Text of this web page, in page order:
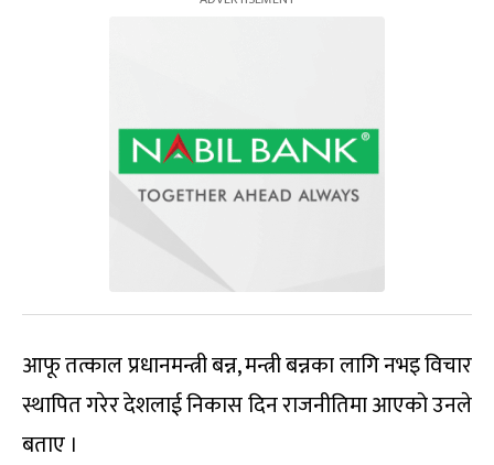
आफू तत्काल प्रधानमन्त्री बन्न, मन्त्री बन्नका लागि नभइ विचार
स्थापित गरेर देशलाई निकास दिन राजनीतिमा आएको उनले
बताए ।